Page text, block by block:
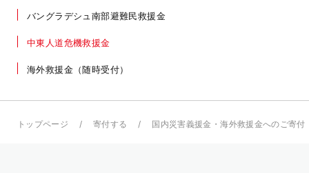
バングラデシュ南部避難民救援金
中東人道危機救援金
海外救援金（随時受付）
トップページ 寄付する 国内災害義援金・海外救援金へのご寄付